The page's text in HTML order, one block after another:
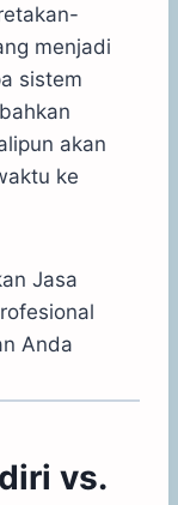
menjadi
sistem
akan
ke
Jasa
Anda
vs.